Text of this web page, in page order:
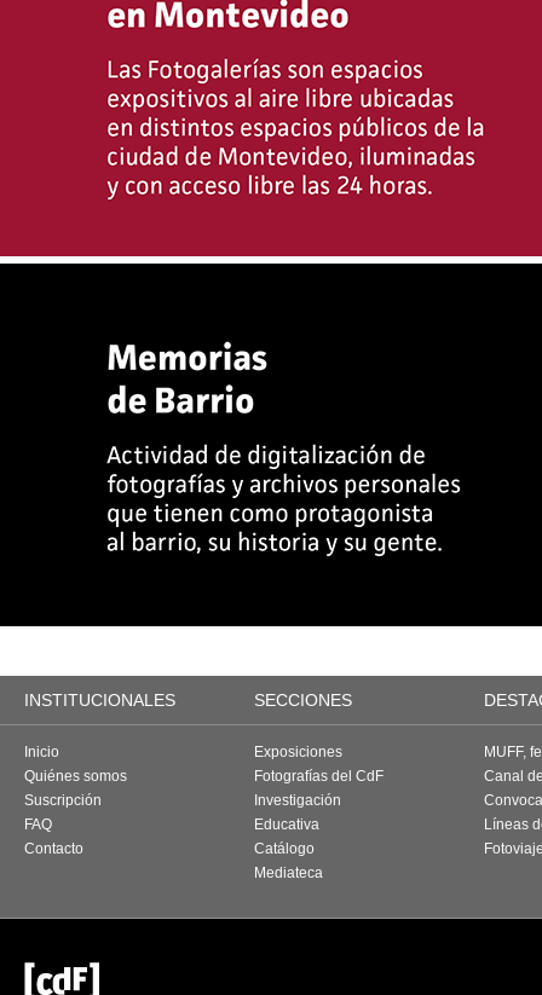
INSTITUCIONALES SECCIONES
Inicio
Quiénes somos
Suscripción
FAQ
Contacto
Exposiciones
Fotografías del CdF
Investigación
Educativa
Catálogo
Mediateca
MUFF,
Canal
Líneas